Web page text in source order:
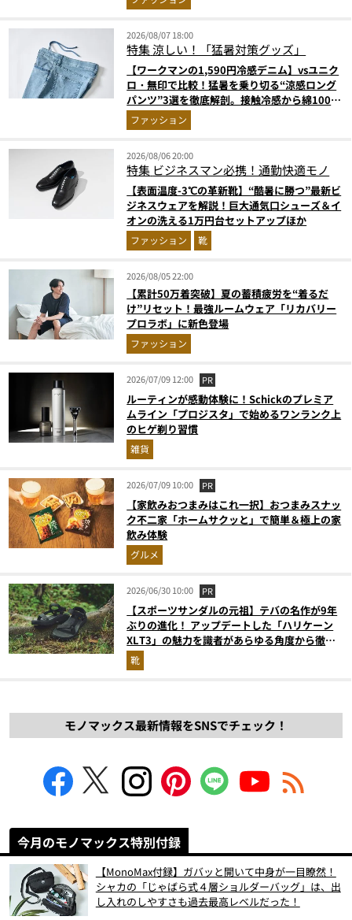
2026/08/07 18:00
特集涼しい！「猛暑対策グッズ」
【ワークマンの1,590円冷感デニム】vsユニク
ロ・無印で比較！猛暑を乗り切る“涼感ロング
パンツ”3選を徹底解剖。接触冷感から綿100%
まで決定版
ファッション
2026/08/06 20:00
特集 ビジネスマン必携！通勤快適モノ
【表面温度-3℃の革新靴】“酷暑に勝つ”最新ビ
ジネスウェアを解説！巨大通気口シューズ＆イ
オンの洗える1万円台セットアップほか
ファッション 靴
2026/08/05 22:00
【累計50万着突破】夏の蓄積疲労を“着るだ
け”リセット！最強ルームウェア「リカバリー
プロラボ」に新色登場
ファッション
2026/07/09 12:00 PR
ルーティンが感動体験に！Schickのプレミア
ムライン「プロジスタ」で始めるワンランク上
のヒゲ剃り習慣
雑貨
2026/07/09 10:00 PR
【家飲みおつまみはこれ一択】おつまみスナッ
ク不二家「ホームサクッと」で簡単＆極上の家
飲み体験
グルメ
2026/06/30 10:00 PR
【スポーツサンダルの元祖】テバの名作が9年
ぶりの進化！ アップデートした「ハリケーン
XLT3」の魅力を識者があらゆる角度から徹底
解説！
靴
モノマックス最新情報をSNSでチェック！
今月のモノマックス特別付録
【MonoMax付録】ガバッと開いて中身が一目瞭然！
シャカの「じゃばら式４層ショルダーバッグ」は、出
し入れのしやすさも過去最高レベルだった！